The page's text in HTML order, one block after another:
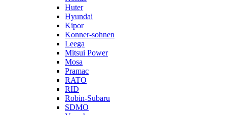
Huter
Hyundai
Kipor
Konner-sohnen
Leega
Mitsui Power
Mosa
Pramac
RATO
RID
Robin-Subaru
SDMO